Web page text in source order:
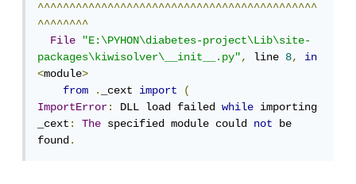
^^^^^^^^^^^^^^^^^^^^^^^^^^^^^^^^^^^^^^^^^^^^
^^^^^^^^
File
"E:\PYHON\diabetes-project\Lib\site-
packages\kiwisolver\__init__.py", line 8,
in
<module>
from
. _cext import
(
ImportError: DLL load failed while importing
_cext: The specified module could not
be
found.